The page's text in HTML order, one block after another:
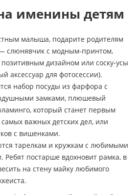
именины детям
малыша, подарите родителям
слюнявчик с модным-принтом,
дизайном или соску-усы
аксессуар для фотосессии).
набор посуды из фарфора с
замками, плюшевый
который станет первым
важных детских дел, или
с вишенками.
тарелкам и кружкам с любимыми
Ребят постарше вдохновит рамка, в
на стену майку любимого